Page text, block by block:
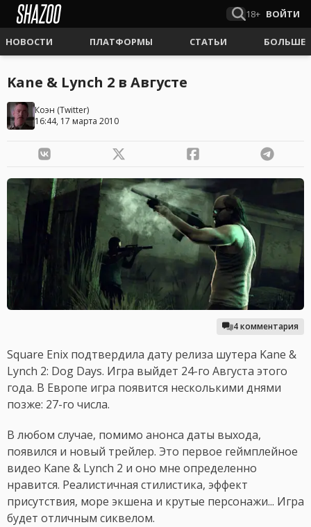
18+ ВОЙТИ
НОВОСТИ ПЛАТФОРМЫ СТАТЬИ БОЛЬШЕ
Kane & Lynch 2 в Августе
Коэн (Twitter)
16:44, 17 марта 2010
4 комментария
Square Enix подтвердила дату релиза шутера Kane &
Lynch 2: Dog Days. Игра выйдет 24-го Августа этого
года. В Европе игра появится несколькими днями
позже: 27-го числа.
В любом случае, помимо анонса даты выхода,
появился и новый трейлер. Это первое геймплейное
видео Kane & Lynch 2 и оно мне определенно
нравится. Реалистичная стилистика, эффект
присутствия, море экшена и крутые персонажи... Игра
будет отличным сиквелом.